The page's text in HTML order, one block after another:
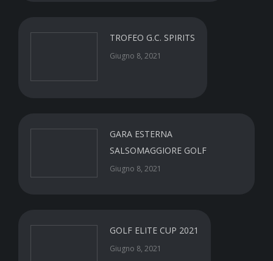
TROFEO G.C. SPIRITS
Giugno 8, 2021
GARA ESTERNA
SALSOMAGGIORE GOLF
Giugno 8, 2021
GOLF ELITE CUP 2021
Giugno 8, 2021